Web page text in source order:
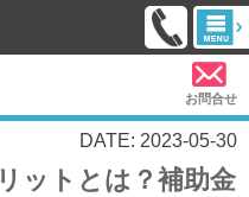
お問合せ
DATE: 2023-05-30
ットとは？補助金